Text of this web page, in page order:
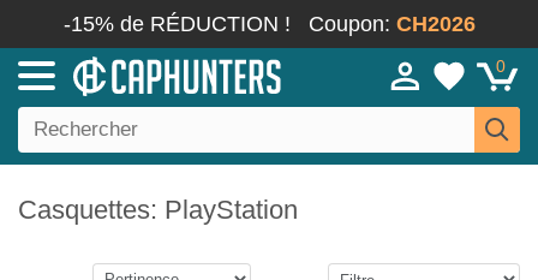
-15% de RÉDUCTION ! Coupon: CH2026
0
Casquettes: PlayStation